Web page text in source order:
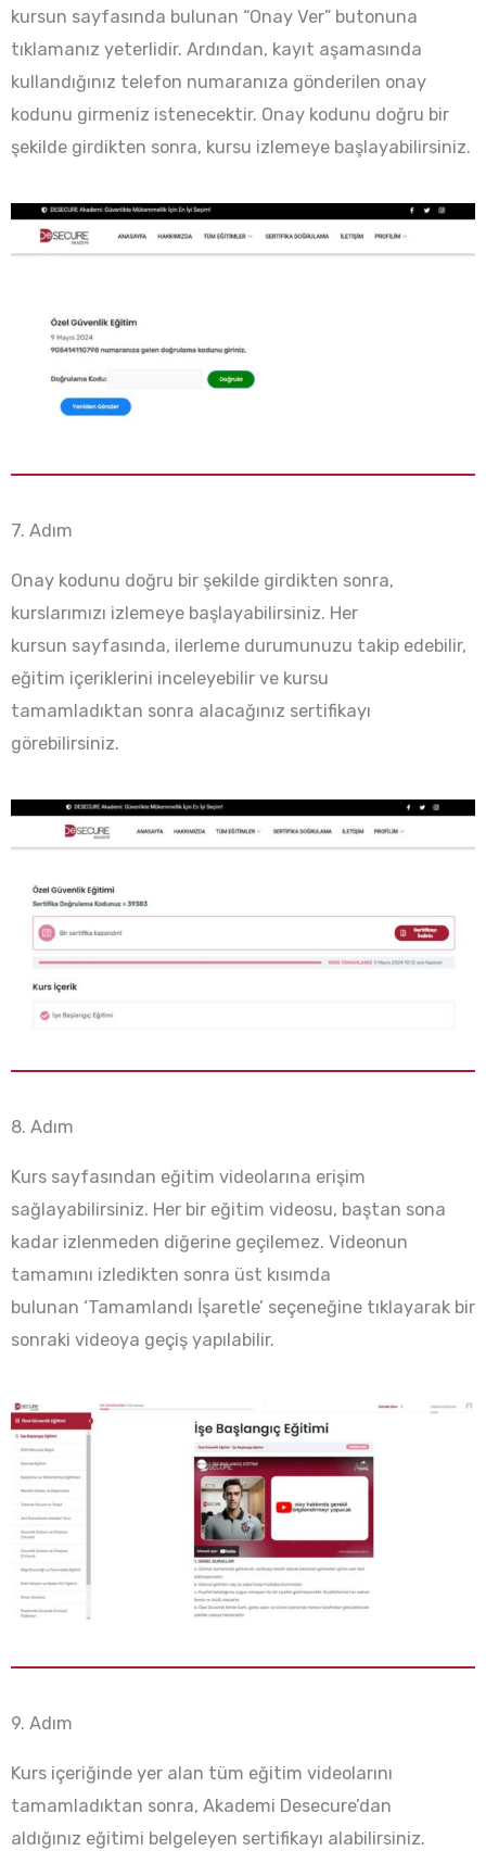
kursun sayfasında bulunan “Onay Ver” butonuna
tıklamanız yeterlidir. Ardından, kayıt aşamasında
kullandığınız telefon numaranıza gönderilen onay
kodunu girmeniz istenecektir. Onay kodunu doğru bir
şekilde girdikten sonra, kursu izlemeye başlayabilirsiniz.
7. Adım
Onay kodunu doğru bir şekilde girdikten sonra,
kurslarımızı izlemeye başlayabilirsiniz. Her
kursun sayfasında, ilerleme durumunuzu takip edebilir,
eğitim içeriklerini inceleyebilir ve kursu
tamamladıktan sonra alacağınız sertifikayı
görebilirsiniz.
8. Adım
Kurs sayfasından eğitim videolarına erişim
sağlayabilirsiniz. Her bir eğitim videosu, baştan sona
kadar izlenmeden diğerine geçilemez. Videonun
tamamını izledikten sonra üst kısımda
bulunan ‘Tamamlandı İşaretle’ seçeneğine tıklayarak bir
sonraki videoya geçiş yapılabilir.
9. Adım
Kurs içeriğinde yer alan tüm eğitim videolarını
tamamladıktan sonra, Akademi Desecure’dan
aldığınız eğitimi belgeleyen sertifikayı alabilirsiniz.